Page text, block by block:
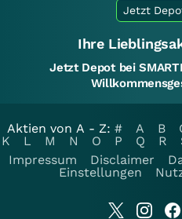
Jetzt
Ihre
Jetzt Depot bei
Aktien von A - Z: # A B
K
L M N O P Q R
Impressum
Disclaimer
Einstellungen